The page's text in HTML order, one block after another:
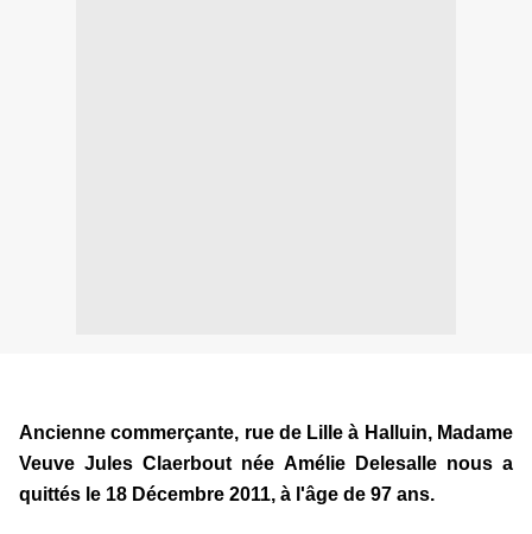
Ancienne commerçante, rue de Lille à Halluin, Madame
Veuve Jules Claerbout née Amélie Delesalle nous a
quittés le 18 Décembre 2011, à l'âge de 97 ans.